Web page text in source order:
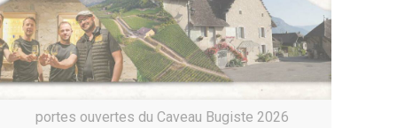
portes ouvertes du Caveau Bugiste 2026